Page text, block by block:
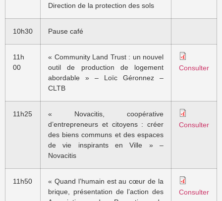
Direction de la protection des sols
10h30 Pause café
11h
00
« Community Land Trust : un nouvel
outil de production de logement
abordable » – Loïc Géronnez –
CLTB
Consulter
11h25
« Novacitis, coopérative
d’entrepreneurs et citoyens : créer
des biens communs et des espaces
de vie inspirants en Ville » –
Novacitis
Consulter
11h50
« Quand l’humain est au cœur de la
brique, présentation de l’action des
Consulter